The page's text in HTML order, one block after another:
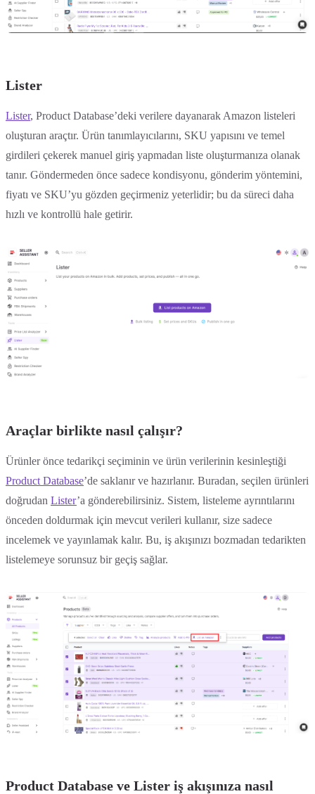
Lister
Lister, Product Database’deki verilere dayanarak Amazon listeleri
oluşturan araçtır. Ürün tanımlayıcılarını, SKU yapısını ve temel
girdileri çekerek manuel giriş yapmadan liste oluşturmanıza olanak
tanır. Göndermeden önce sadece kondisyonu, gönderim yöntemini,
fiyatı ve SKU’yu gözden geçirmeniz yeterlidir; bu da süreci daha
hızlı ve kontrollü hale getirir.
Araçlar birlikte nasıl çalışır?
Ürünler önce tedarikçi seçiminin ve ürün verilerinin kesinleştiği
Product Database’de saklanır ve hazırlanır. Buradan, seçilen ürünleri
doğrudan Lister’a gönderebilirsiniz. Sistem, listeleme ayrıntılarını
önceden doldurmak için mevcut verileri kullanır, size sadece
incelemek ve yayınlamak kalır. Bu, iş akışınızı bozmadan tedarikten
listelemeye sorunsuz bir geçiş sağlar.
Product Database ve Lister iş akışınıza nasıl